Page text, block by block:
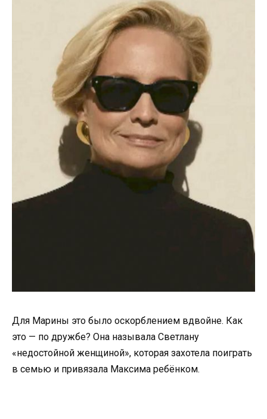
Для Марины это было оскорблением вдвойне. Как
это — по дружбе? Она называла Светлану
«недостойной женщиной», которая захотела поиграть
в семью и привязала Максима ребёнком.